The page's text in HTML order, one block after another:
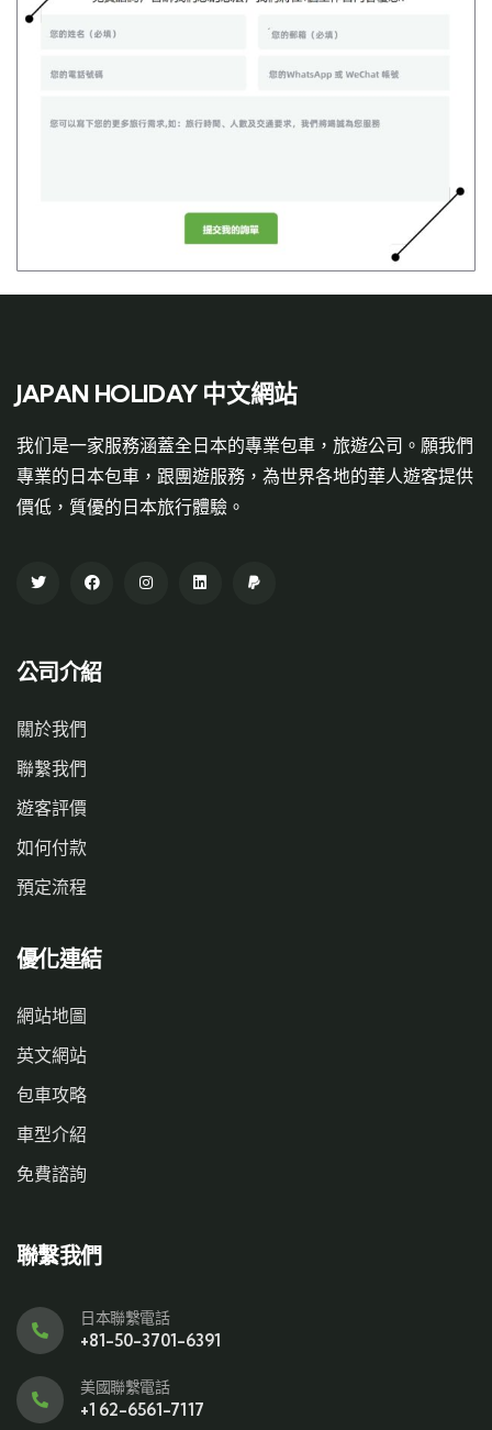
JAPAN HOLIDAY 中文網站
我们是一家服務涵蓋全日本的專業包車，旅遊公司。願我們
專業的日本包車，跟團遊服務，為世界各地的華人遊客提供
價低，質優的日本旅行體驗。
公司介紹
關於我們
聯繫我們
遊客評價
如何付款
預定流程
優化連結
網站地圖
英文網站
包車攻略
車型介紹
免費諮詢
聯繫我們
日本聯繫電話
+81-50-3701-6391
美國聯繫電話
+1 62-6561-7117